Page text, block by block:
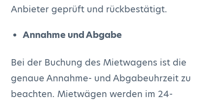
Anbieter geprüft und rückbestätigt.
Annahme und Abgabe
Bei der Buchung des Mietwagens ist die
genaue Annahme- und Abgabeuhrzeit zu
beachten. Mietwägen werden im 24-